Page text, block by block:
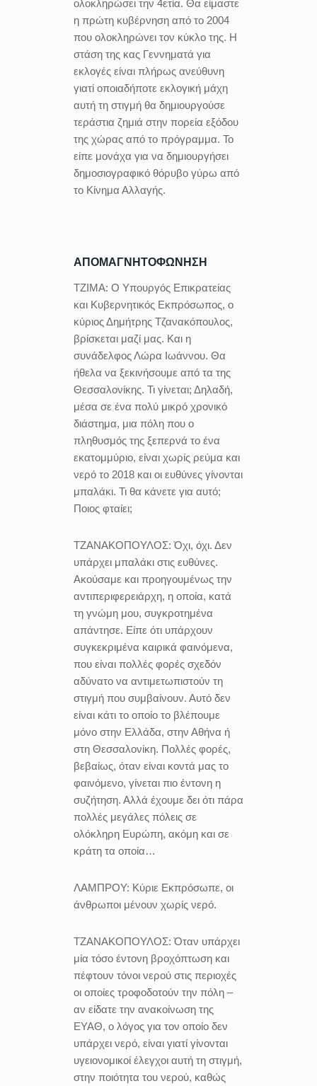
ολοκληρώσει την 4ετία. Θα είμαστε
η πρώτη κυβέρνηση από το 2004
που ολοκληρώνει τον κύκλο της. Η
στάση της κας Γεννηματά για
εκλογές είναι πλήρως ανεύθυνη
γιατί οποιαδήποτε εκλογική μάχη
αυτή τη στιγμή θα δημιουργούσε
τεράστια ζημιά στην πορεία εξόδου
της χώρας από το πρόγραμμα. Το
είπε μονάχα για να δημιουργήσει
δημοσιογραφικό θόρυβο γύρω από
το Κίνημα Αλλαγής.
ΑΠΟΜΑΓΝΗΤΟΦΩΝΗΣΗ
ΤΖΙΜΑ: Ο Υπουργός Επικρατείας
και Κυβερνητικός Εκπρόσωπος, ο
κύριος Δημήτρης Τζανακόπουλος,
βρίσκεται μαζί μας. Και η
συνάδελφος Λώρα Ιωάννου. Θα
ήθελα να ξεκινήσουμε από τα της
Θεσσαλονίκης. Τι γίνεται; Δηλαδή,
μέσα σε ένα πολύ μικρό χρονικό
διάστημα, μια πόλη που ο
πληθυσμός της ξεπερνά το ένα
εκατομμύριο, είναι χωρίς ρεύμα και
νερό το 2018 και οι ευθύνες γίνονται
μπαλάκι. Τι θα κάνετε για αυτό;
Ποιος φταίει;
ΤΖΑΝΑΚΟΠΟΥΛΟΣ:Όχι, όχι. Δεν
υπάρχει μπαλάκι στις ευθύνες.
Ακούσαμε και προηγουμένως την
αντιπεριφερειάρχη, η οποία, κατά
τη γνώμη μου, συγκροτημένα
απάντησε. Είπε ότι υπάρχουν
συγκεκριμένα καιρικά φαινόμενα,
που είναι πολλές φορές σχεδόν
αδύνατο να αντιμετωπιστούν τη
στιγμή που συμβαίνουν. Αυτό δεν
είναι κάτι το οποίο το βλέπουμε
μόνο στην Ελλάδα, στην Αθήνα ή
στη Θεσσαλονίκη. Πολλές φορές,
βεβαίως, όταν είναι κοντά μας το
φαινόμενο, γίνεται πιο έντονη η
συζήτηση. Αλλά έχουμε δει ότι πάρα
πολλές μεγάλες πόλεις σε
ολόκληρη Ευρώπη, ακόμη και σε
κράτη τα οποία…
ΛΑΜΠΡΟΥ: Κύριε Εκπρόσωπε, οι
άνθρωποι μένουν χωρίς νερό.
ΤΖΑΝΑΚΟΠΟΥΛΟΣ:Όταν υπάρχει
μία τόσο έντονη βροχόπτωση και
πέφτουν τόνοι νερού στις περιοχές
οι οποίες τροφοδοτούν την πόλη –
αν είδατε την ανακοίνωση της
ΕΥΑΘ, ο λόγος για τον οποίο δεν
υπάρχει νερό, είναι γιατί γίνονται
υγειονομικοί έλεγχοι αυτή τη στιγμή,
στην ποιότητα του νερού, καθώς